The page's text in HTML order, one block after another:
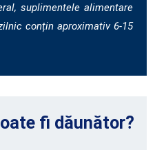
suplimentele alimentare
conțin aproximativ 6-15
fi dăunător?